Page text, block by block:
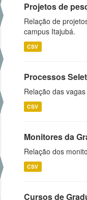
Projetos de
Relação de
campus Itajubá.
CSV
Processos
Relação das
CSV
Monitores da
Relação dos
CSV
Cursos de